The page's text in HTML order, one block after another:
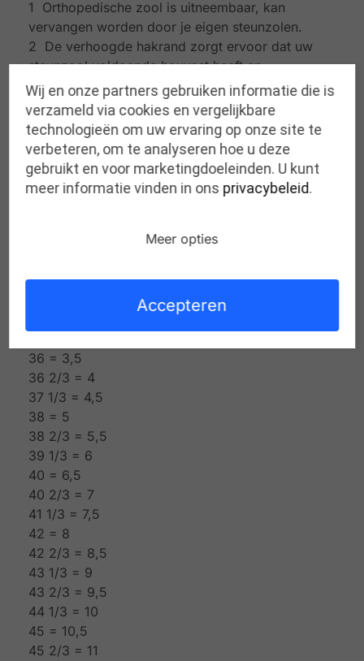
1 Orthopedische zool is uitneembaar, kan
vervangen worden door je eigen steunzolen.
2 De verhoogde hakrand zorgt ervoor dat uw
steunzool voldoende houvast heeft en
onzichtbaar blijft.
3 De vlakke gevoerde tussenzool garandeert een
goede pasvorm voor uw eigen zool.
4 Ideale zijdelingse steun door echt lederen en
kurken voetbed.
5 Perfecte schokdemping door luchtgepolsterde
extra latex-zones en optimale drukverdeling door
Maattabel (EU-Amerika):
36 = 3,5
36 2/3 = 4
37 1/3 = 4,5
38 = 5
38 2/3 = 5,5
39 1/3 = 6
40 = 6,5
40 2/3 = 7
41 1/3 = 7,5
42 = 8
42 2/3 = 8,5
43 1/3 = 9
43 2/3 = 9,5
44 1/3 = 10
45 = 10,5
45 2/3 = 11
Wij en onze partners gebruiken informatie die is
verzameld via cookies en vergelijkbare
technologieën om uw ervaring op onze site te
verbeteren, om te analyseren hoe u deze
gebruikt en voor marketingdoeleinden. U kunt
meer informatie vinden in ons privacybeleid.
Meer opties
Accepteren